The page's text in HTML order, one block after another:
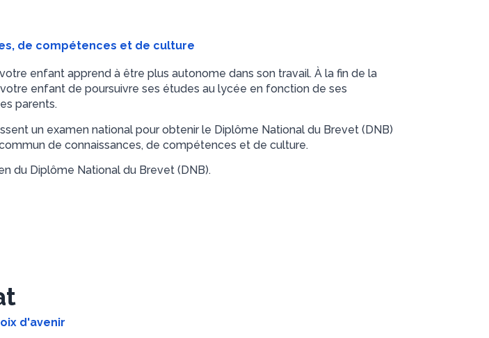
de compétences et de culture
enfant apprend à être plus autonome dans son travail. À la fin de la
enfant de poursuivre ses études au lycée en fonction de ses
parents.
un examen national pour obtenir le Diplôme National du Brevet (DNB)
de connaissances, de compétences et de culture.
du Diplôme National du Brevet (DNB).
d'avenir